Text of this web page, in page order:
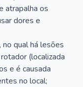
atrapalha os
dores e
qual há lesões
(localizada
e é causada
no local;